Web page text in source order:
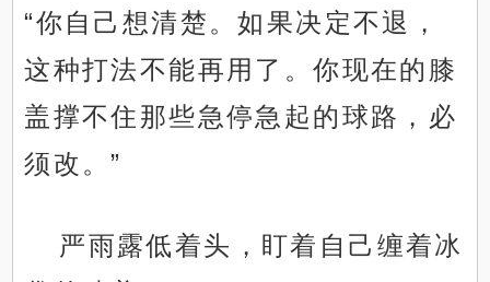
“你自己想清楚。如果决定不退，
这种打法不能再用了。你现在的膝
盖撑不住那些急停急起的球路，必
须改。”
严雨露低着头，盯着自己缠着冰